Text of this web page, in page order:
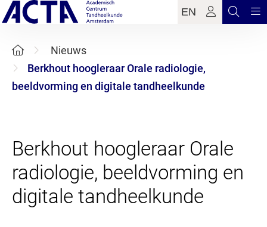
EN
Nieuws
Berkhout hoogleraar Orale radiologie,
beeldvorming en digitale tandheelkunde
Berkhout hoogleraar Orale
radiologie, beeldvorming en